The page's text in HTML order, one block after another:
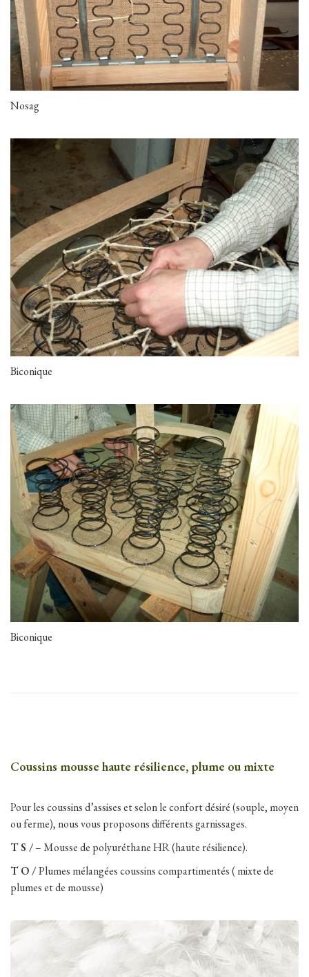
Nosag
Biconique
Biconique
Coussins mousse haute résilience, plume ou mixte
Pour les coussins d’assises et selon le confort désiré (souple, moyen
ou ferme), nous vous proposons différents garnissages.
T S /– Mousse de polyuréthane HR (haute résilience).
T O /Plumes mélangées coussins compartimentés ( mixte de
plumes et de mousse)